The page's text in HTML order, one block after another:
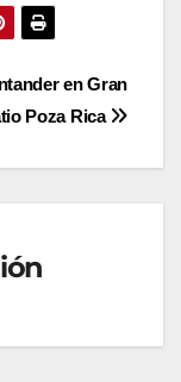
en Gran
Poza Rica